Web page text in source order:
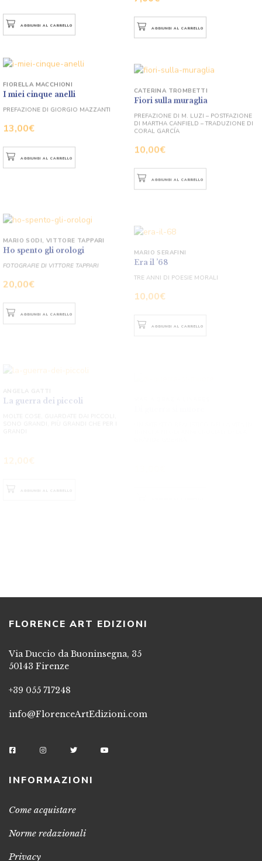
I miei cinque anelli
PREFAZIONE DI GIORGIO MAZZANTI
AGGIUNGI AL CARRELLO
10,00€
CATERINA TROMBETTI
PREFAZIONE DI M. LUZI – POSTFAZIONE
CORAL GARCÍA
20,00€
MARIO SODI,VITTORE TAPPARI
FOTOGRAFIE DI VITTORE TAPPARI
Era il ’68
10,00€
AGGIUNGI AL CARRELLO
FLORENCE ART EDIZIONI
Via Duccio da Buoninsegna, 35
50143 Firenze
+39 055 717248
info@FlorenceArtEdizioni.com
INFORMAZIONI
Come acquistare
Norme redazionali
Privacy